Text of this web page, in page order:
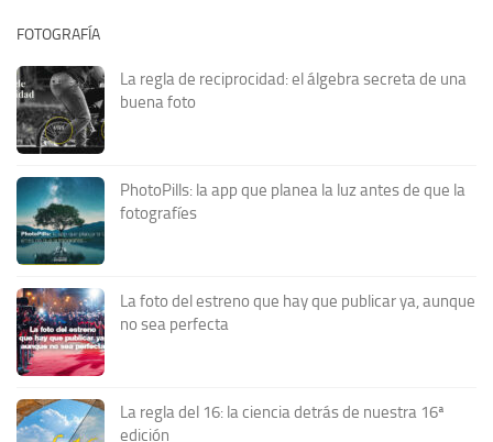
FOTOGRAFÍA
La regla de reciprocidad: el álgebra secreta de una
buena foto
PhotoPills: la app que planea la luz antes de que la
fotografíes
La foto del estreno que hay que publicar ya, aunque
no sea perfecta
La regla del 16: la ciencia detrás de nuestra 16ª
edición